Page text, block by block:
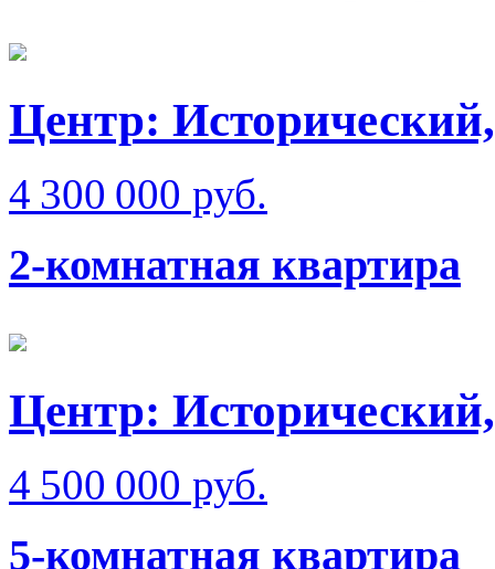
Центр:
4 300 000 руб.
2-комнатная квартира
Центр:
4 500 000 руб.
5-комнатная квартира